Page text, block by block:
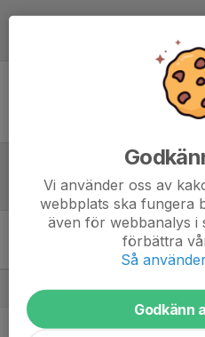
Inget
Tabell
Division 3 Damer - Division
1. KTH VBF
2. Team Gotland Volleybollklubb
Vi använder oss av
webbplats ska fungera
även för webbanalys i
förbättra
Så
Godkänn